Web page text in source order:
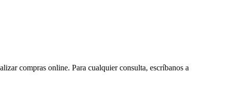
compras online. Para cualquier consulta, escríbanos a